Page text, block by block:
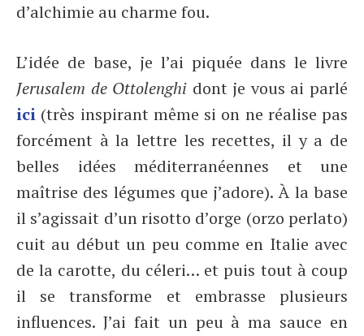
d’alchimie au charme fou.
L’idée de base, je l’ai piquée dans le livre
Jerusalem de Ottolenghi dont je vous ai parlé
ici (très inspirant même si on ne réalise pas
forcément à la lettre les recettes, il y a de
belles idées méditerranéennes et une
maîtrise des légumes que j’adore). À la base
il s’agissait d’un risotto d’orge (orzo perlato)
cuit au début un peu comme en Italie avec
de la carotte, du céleri… et puis tout à coup
il se transforme et embrasse plusieurs
influences. J’ai fait un peu à ma sauce en